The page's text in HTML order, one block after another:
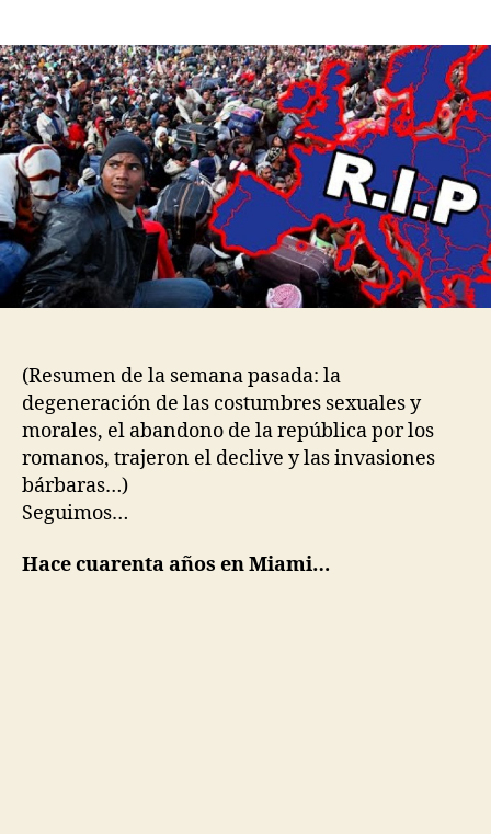
(Resumen de la semana pasada: la
degeneración de las costumbres sexuales y
morales, el abandono de la república por los
romanos, trajeron el declive y las invasiones
bárbaras…)
Seguimos…
Hace cuarenta años en Miami…